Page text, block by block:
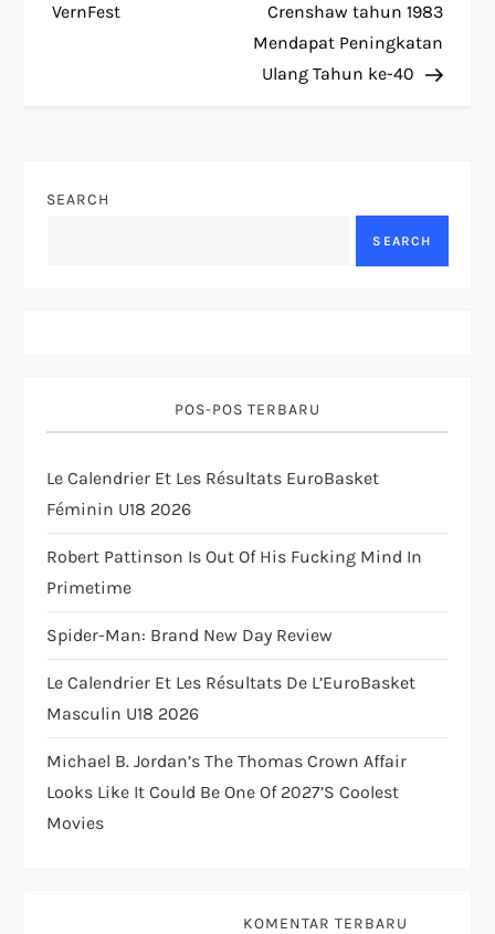
s
a
t
i
o
n
VernFest
Crenshaw tahun 1983
Mendapat Peningkatan
Ulang Tahun ke-40
SEARCH
SEARCH
POS-POS TERBARU
Le Calendrier Et Les Résultats EuroBasket
Féminin U18 2026
Robert Pattinson Is Out Of His Fucking Mind In
Primetime
Spider-Man: Brand New Day Review
Le Calendrier Et Les Résultats De L’EuroBasket
Masculin U18 2026
Michael B. Jordan’s The Thomas Crown Affair
Looks Like It Could Be One Of 2027’s Coolest
Movies
KOMENTAR TERBARU